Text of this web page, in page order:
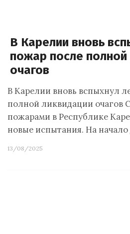
В Карелии вновь
пожар после полной
очагов
В Карелии вновь вспыхнул
полной ликвидации очагов
пожарами в Республике
новые испытания. На начало
13/08/2025